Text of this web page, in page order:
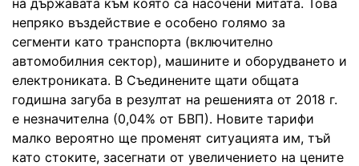
непряко въздействие е особено голямо за
сегменти като транспорта (включително
автомобилния сектор), машините и оборудването и
електрониката. В Съединените щати общата
годишна загуба в резултат на решенията от 2018 г.
е незначителна (0,04% от БВП). Новите тарифи
малко вероятно ще променят ситуацията им, тъй
като стоките, засегнати от увеличението на цените